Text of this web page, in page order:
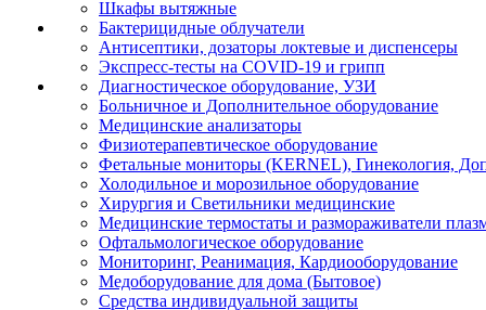
Шкафы вытяжные
Бактерицидные облучатели
Антисептики, дозаторы локтевые и диспенсеры
Экспресс-тесты на COVID-19 и грипп
Диагностическое оборудование, УЗИ
Больничное и Дополнительное оборудование
Медицинские анализаторы
Физиотерапевтическое оборудование
Фетальные мониторы (KERNEL), Гинекология,
Холодильное и морозильное оборудование
Хирургия и Светильники медицинские
Медицинские термостаты и размораживатели
Офтальмологическое оборудование
Мониторинг, Реанимация, Кардиооборудование
Медоборудование для дома (Бытовое)
Средства индивидуальной защиты